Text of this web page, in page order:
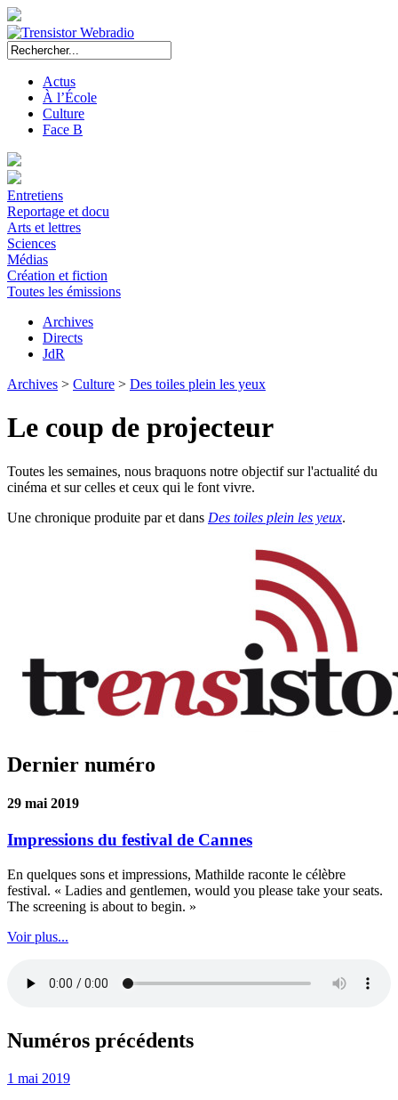
Actus
À l’École
Culture
Face B
Entretiens
Reportage et docu
Arts et lettres
Sciences
Médias
Création et fiction
Toutes les émissions
Archives
Directs
JdR
Archives > Culture > Des toiles plein les yeux
Le coup de projecteur
Toutes les semaines, nous braquons notre objectif sur l'actualité du
cinéma et sur celles et ceux qui le font vivre.
Une chronique produite paret dans Des toiles plein les yeux.
Dernier numéro
29 mai 2019
Impressions du festival de Cannes
En quelques sons et impressions, Mathilde raconte le célèbre
festival. « Ladies and gentlemen, would you please take your seats.
The screening is about to begin. »
Voir plus...
Numéros précédents
1 mai 2019